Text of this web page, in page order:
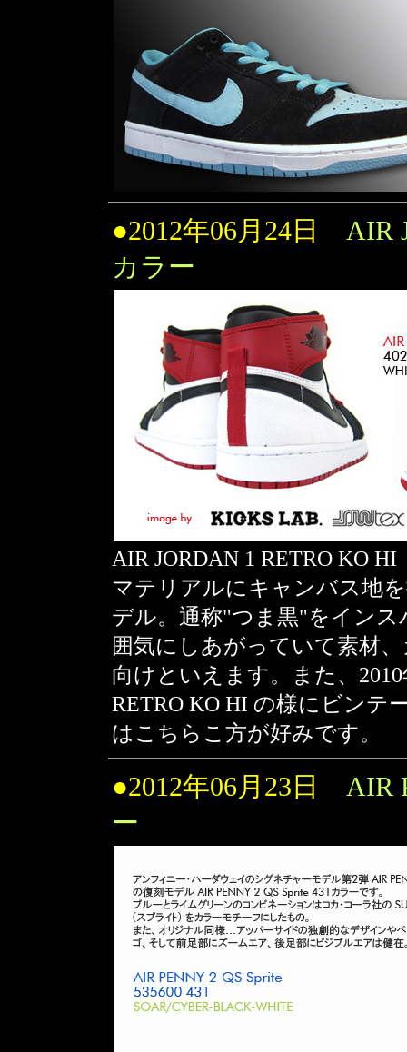
●2012年06月24日
AIR
カラー
AIR JORDAN 1 RETRO KO
マテリアルにキャンバス地
デル。通称"つま黒"をイン
囲気にしあがっていて素材
向けといえます。また、
RETRO KO HI の様にビンテ
はこちらこ方が好みです。
●2012年06月23日
AIR
ー